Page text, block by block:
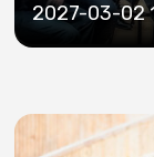
2027-03-02